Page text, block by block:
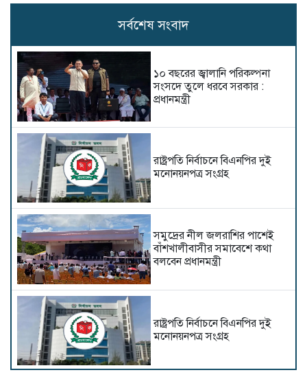
সর্বশেষ সংবাদ
১০ বছরের জ্বালানি পরিকল্পনা
সংসদে তুলে ধরবে সরকার :
প্রধানমন্ত্রী
রাষ্ট্রপতি নির্বাচনে বিএনপির দুই
মনোনয়নপত্র সংগ্রহ
সমুদ্রের নীল জলরাশির পাশেই
বাঁশখালীবাসীর সমাবেশে কথা
বলবেন প্রধানমন্ত্রী
রাষ্ট্রপতি নির্বাচনে বিএনপির দুই
মনোনয়নপত্র সংগ্রহ